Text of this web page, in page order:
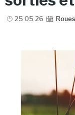
25 05 26